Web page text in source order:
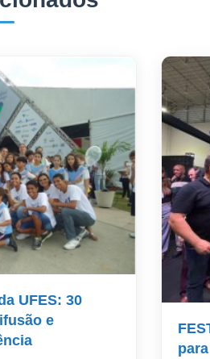
UFES: 30
e